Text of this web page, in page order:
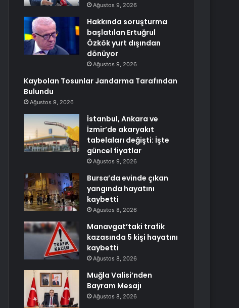
Ağustos 9, 2026
Hakkında soruşturma
başlatılan Ertuğrul
Özkök yurt dışından
dönüyor
Ağustos 9, 2026
Kaybolan Tosunlar Jandarma Tarafından
Bulundu
Ağustos 9, 2026
İstanbul, Ankara ve
İzmir’de akaryakıt
tabelaları değişti: İşte
güncel fiyatlar
Ağustos 9, 2026
Bursa’da evinde çıkan
yangında hayatını
kaybetti
Ağustos 8, 2026
Manavgat’taki trafik
kazasında 5 kişi hayatını
kaybetti
Ağustos 8, 2026
Muğla Valisi’nden
Bayram Mesajı
Ağustos 8, 2026